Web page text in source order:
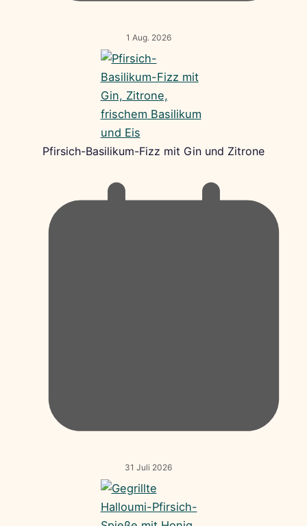
1 Aug. 2026
Pfirsich-Basilikum-Fizz mit Gin und Zitrone
31 Juli 2026